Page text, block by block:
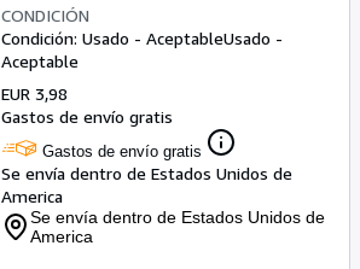
CONDICIÓN
Condición: Usado - AceptableUsado -
Aceptable
EUR 3,98
Gastos de envío gratis
Gastos de envío gratis
Se envía dentro de Estados Unidos de
America
Se envía dentro de Estados Unidos de
America